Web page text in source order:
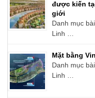
được kiến
giới
Danh mục
Linh …
Mặt bằng
Danh mục
Linh …